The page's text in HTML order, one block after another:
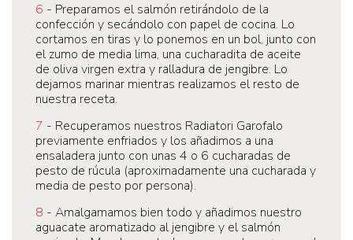
6 - Preparamos el salmón retirándolo de la
confección y secándolo con papel de cocina. Lo
cortamos en tiras y lo ponemos en un bol, junto con
el zumo de media lima, una cucharadita de aceite
de oliva virgen extra y ralladura de jengibre. Lo
dejamos marinar mientras realizamos el resto de
nuestra receta.
7 - Recuperamos nuestros Radiatori Garofalo
previamente enfriados y los añadimos a una
ensaladera junto con unas 4 o 6 cucharadas de
pesto de rúcula (aproximadamente una cucharada y
media de pesto por persona).
8 - Amalgamamos bien todo y añadimos nuestro
aguacate aromatizado al jengibre y el salmón